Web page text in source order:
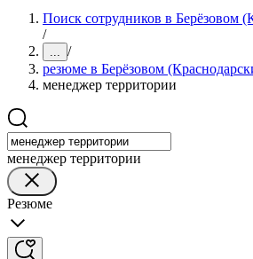
Поиск сотрудников в Берёзовом
/
... /
резюме в Берёзовом
менеджер территории
менеджер территории
Резюме